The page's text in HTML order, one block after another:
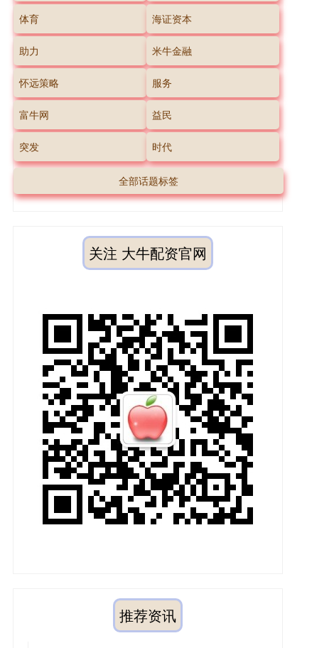
体育 海证资本
助力 米牛金融
怀远策略 服务
富牛网 益民
突发 时代
全部话题标签
关注 大牛配资官网
推荐资讯